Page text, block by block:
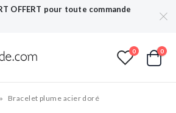
OFFERT pour toute commande
0 0
» Bracelet plume acier doré